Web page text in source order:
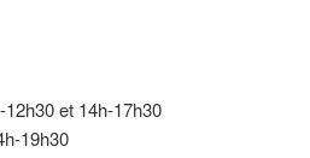
et 14h-17h30
19h30